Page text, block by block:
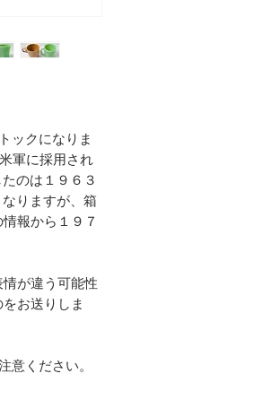
ックになりま
軍に採用され
のは１９６３
りますが、箱
報から１９７
が違う可能性
お送りしま
意ください。